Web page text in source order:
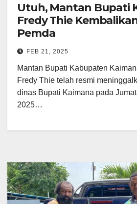
Utuh, Mantan Bupati
Fredy Thie
Pemda
FEB 21, 2025
Mantan Bupati Kabupaten
Fredy Thie telah resmi
dinas Bupati Kaimana pada
2025…